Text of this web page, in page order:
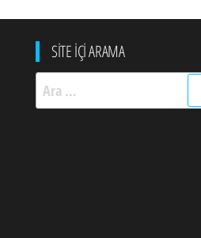
SITE İÇI ARAMA
Arama: